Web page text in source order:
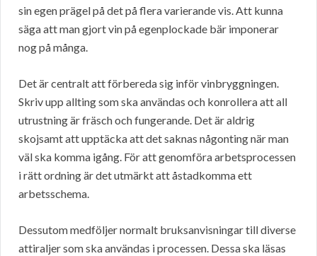
sin egen prägel på det på flera varierande vis. Att kunna
säga att man gjort vin på egenplockade bär imponerar
nog på många.
Det är centralt att förbereda sig inför vinbryggningen.
Skriv upp allting som ska användas och konrollera att all
utrustning är fräsch och fungerande. Det är aldrig
skojsamt att upptäcka att det saknas någonting när man
väl ska komma igång. För att genomföra arbetsprocessen
i rätt ordning är det utmärkt att åstadkomma ett
arbetsschema.
Dessutom medföljer normalt bruksanvisningar till diverse
attiraljer som ska användas i processen. Dessa ska läsas